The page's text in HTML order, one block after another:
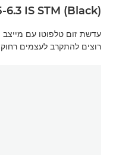
IS STM (Black)
רוצים להתקרב לעצמים